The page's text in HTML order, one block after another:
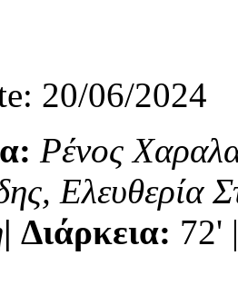
20/06/2024
Ρένος
Ελευθερία
| Διάρκεια: 72'